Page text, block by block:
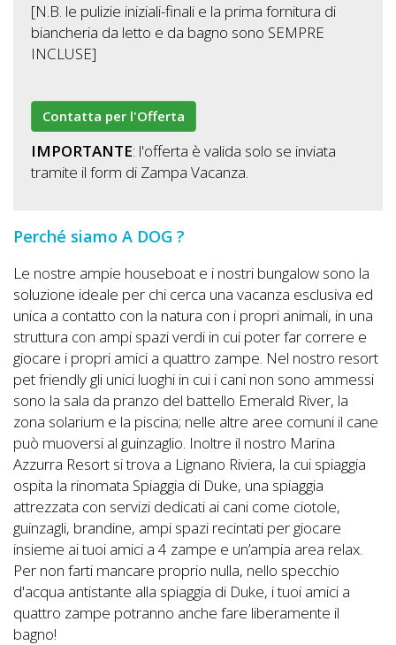
[N.B. le pulizie iniziali-finali e la prima fornitura di
biancheria da letto e da bagno sono SEMPRE
INCLUSE]
Contatta per l'Offerta
IMPORTANTE: l'offerta è valida solo se inviata
tramite il form di Zampa Vacanza.
Perché siamo A DOG ?
Le nostre ampie houseboat e i nostri bungalow sono la
soluzione ideale per chi cerca una vacanza esclusiva ed
unica a contatto con la natura con i propri animali, in una
struttura con ampi spazi verdi in cui poter far correre e
giocare i propri amici a quattro zampe. Nel nostro resort
pet friendly gli unici luoghi in cui i cani non sono ammessi
sono la sala da pranzo del battello Emerald River, la
zona solarium e la piscina; nelle altre aree comuni il cane
può muoversi al guinzaglio. Inoltre il nostro Marina
Azzurra Resort si trova a Lignano Riviera, la cui spiaggia
ospita la rinomata Spiaggia di Duke, una spiaggia
attrezzata con servizi dedicati ai cani come ciotole,
guinzagli, brandine, ampi spazi recintati per giocare
insieme ai tuoi amici a 4 zampe e un’ampia area relax.
Per non farti mancare proprio nulla, nello specchio
d'acqua antistante alla spiaggia di Duke, i tuoi amici a
quattro zampe potranno anche fare liberamente il
bagno!